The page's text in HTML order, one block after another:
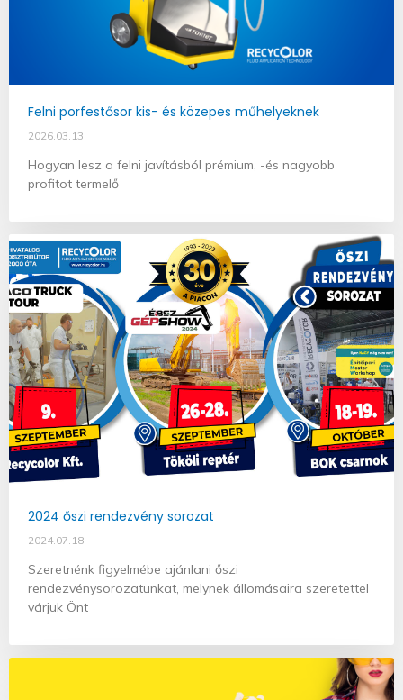
Felni porfestősor kis- és közepes műhelyeknek
2026.03.13.
Hogyan lesz a felni javításból prémium, -és nagyobb
profitot termelő
2024 őszi rendezvény sorozat
2024.07.18.
Szeretnénk figyelmébe ajánlani őszi
rendezvénysorozatunkat, melynek állomásaira szeretettel
várjuk Önt